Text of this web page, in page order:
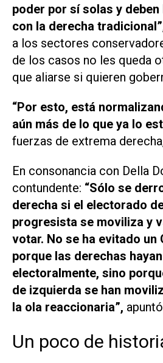
poder por sí solas y
con la derecha tradicional”
a los sectores
de los casos no les queda
que aliarse si quieren
“Por esto, está
aún más de lo que ya lo
fuerzas de extrema
En consonancia con Della
contundente: “Sólo se
derecha si el electorado
progresista se moviliza y
votar. No se ha evitado un
porque las derechas
electoralmente, sino
de izquierda se han
la ola reaccionaria”,
Un poco de